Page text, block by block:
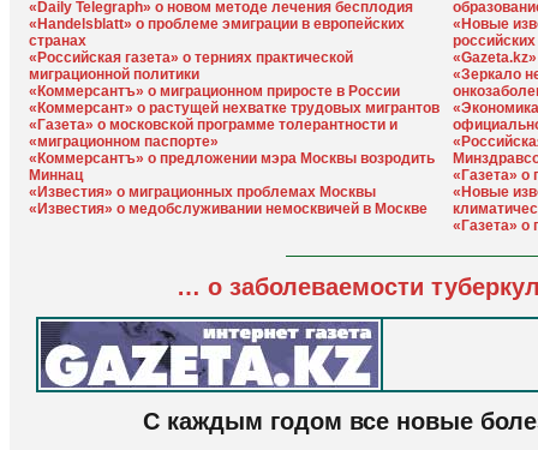
«Daily Telegraph» о новом методе лечения бесплодия
«Handelsblatt» о проблеме эмиграции в европейских
странах
«Российская газета» о терниях практической
миграционной политики
«Коммерсантъ» о миграционном приросте в России
«Коммерсант» о растущей нехватке трудовых мигрантов
«Газета» о московской программе толерантности и
«миграционном паспорте»
«Коммерсантъ» о предложении мэра Москвы возродить
Миннац
«Известия» о миграционных проблемах Москвы
«Известия» о медобслуживании немосквичей в Москве
«Новые
«Зеркало
«Газета»
«Новые
«Газета» о
… о заболеваемости
С каждым годом все новые